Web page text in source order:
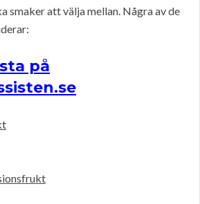
smaker att välja mellan. Några av de
på